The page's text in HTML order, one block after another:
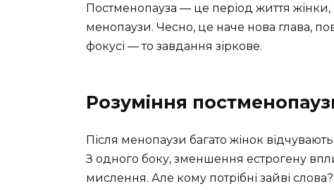
Постменопауза — це період життя
менопаузи. Чесно, це наче нова глава,
фокусі — то завдання зіркове.
Розуміння
Після менопаузи багато жінок
З одного боку, зменшення естрогену
мислення. Але кому потрібні зайві слова?